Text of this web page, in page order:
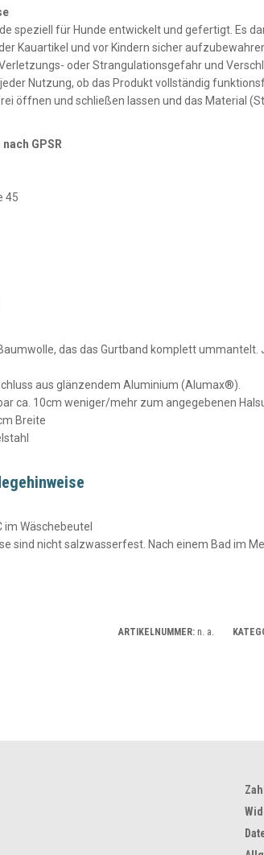
speziell für Hunde entwickelt und gefertigt. Es
Kauartikel und vor Kindern sicher
oder Strangulationsgefahr und
Nutzung, ob das Produkt vollständig
öffnen und schließen lassen und das Material
GPSR
45
das das Gurtband komplett
aus glänzendem Aluminium (Alumax®).
ca. 10cm weniger/mehr zum angegebenen
Breite
im Wäschebeutel
sind nicht salzwasserfest. Nach einem Bad im
ARTIKELNUMMER: n. a.